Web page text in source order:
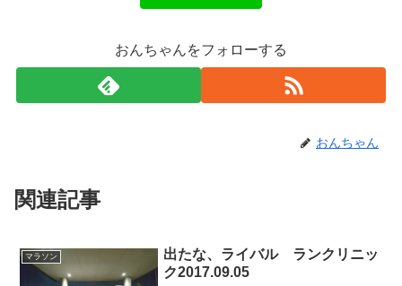
おんちゃんをフォローする
おんちゃん
関連記事
マラソン
出たな、ライバル ランクリニッ
ク2017.09.05